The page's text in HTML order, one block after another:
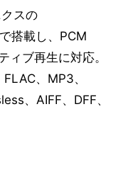
スの
搭載し、PCM
ブ再生に対応。
、MP3、
、AIFF、DFF、